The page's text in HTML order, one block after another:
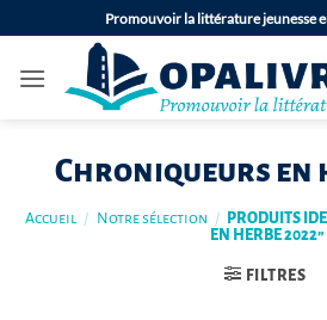
au
contenu
Promouvoir la littérature jeunesse
Chroniqueurs en
Accueil / Notre sélection /
PRODUITS
EN HERBE 2022”
FILTRES